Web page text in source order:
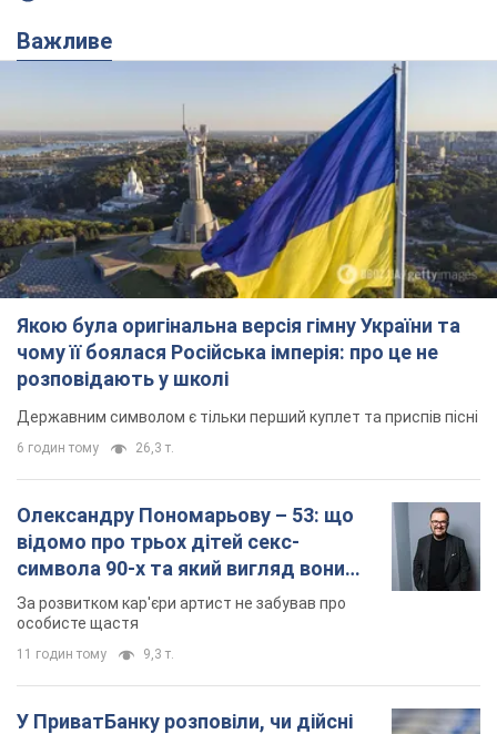
Важливе
Якою була оригінальна версія гімну України та
чому її боялася Російська імперія: про це не
розповідають у школі
Державним символом є тільки перший куплет та приспів пісні
6 годин тому 26,3 т.
Олександру Пономарьову – 53: що
відомо про трьох дітей секс-
символа 90-х та який вигляд вони
мають
За розвитком кар'єри артист не забував про
особисте щастя
11 годин тому 9,3 т.
У ПриватБанку розповіли, чи дійсні